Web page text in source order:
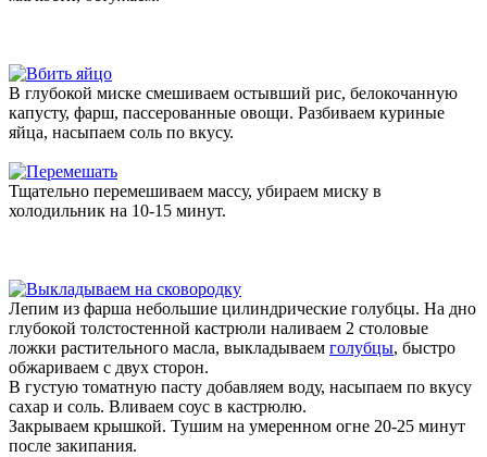
В глубокой миске смешиваем остывший рис, белокочанную
капусту, фарш, пассерованные овощи. Разбиваем куриные
яйца, насыпаем соль по вкусу.
Тщательно перемешиваем массу, убираем миску в
холодильник на 10-15 минут.
Лепим из фарша небольшие цилиндрические голубцы. На дно
глубокой толстостенной кастрюли наливаем 2 столовые
ложки растительного масла, выкладываем голубцы, быстро
обжариваем с двух сторон.
В густую томатную пасту добавляем воду, насыпаем по вкусу
сахар и соль. Вливаем соус в кастрюлю.
Закрываем крышкой. Тушим на умеренном огне 20-25 минут
после закипания.